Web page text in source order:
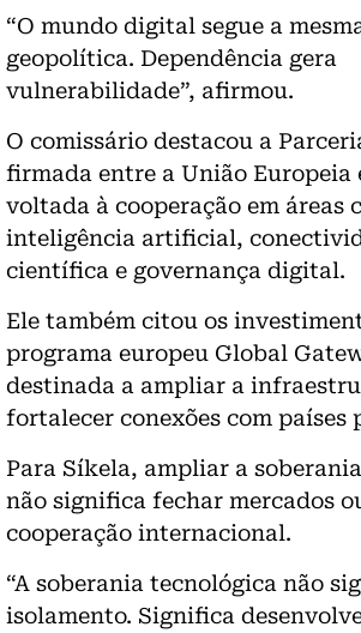
“O mundo digital segue a
geopolítica. Dependência gera
vulnerabilidade”, afirmou.
O comissário destacou a
firmada entre a União Europeia
voltada à cooperação em áreas
inteligência artificial,
científica e governança digital.
Ele também citou os
programa europeu Global
destinada a ampliar a
fortalecer conexões com países
Para Síkela, ampliar a
não significa fechar mercados
cooperação internacional.
“A soberania tecnológica não
isolamento. Significa